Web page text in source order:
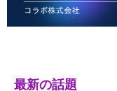
最新の話題